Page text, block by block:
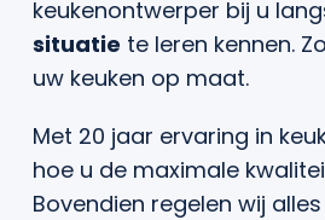
keukenontwerper bij u
situatie te leren kennen.
uw keuken op maat.
Met 20 jaar ervaring in
hoe u de maximale
Bovendien regelen wij